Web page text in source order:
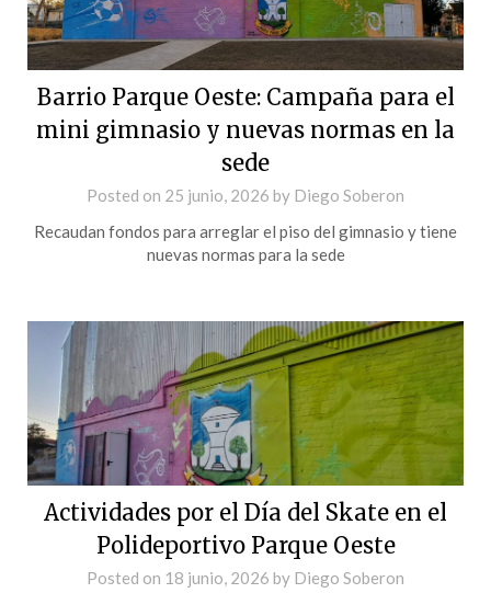
Barrio Parque Oeste: Campaña para el
mini gimnasio y nuevas normas en la
sede
Posted on 25 junio, 2026 by Diego Soberon
Recaudan fondos para arreglar el piso del gimnasio y tiene
nuevas normas para la sede
Actividades por el Día del Skate en el
Polideportivo Parque Oeste
Posted on 18 junio, 2026 by Diego Soberon